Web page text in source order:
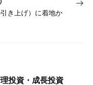
き上げ）に着地か
投資・成長投資